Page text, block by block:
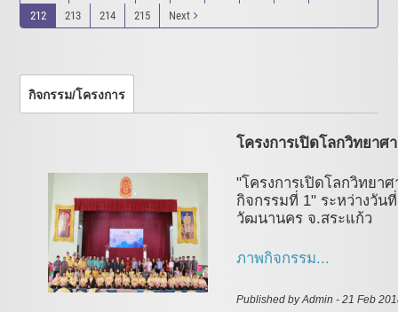
212
213 214 215 Next
กิจกรรม/โครงการ
โครงการเปิดโลกวิทยา
"โครงการเปิดโลกวิทยา
กิจกรรมที่ 1" ระหว่างวัน
วัฒนานคร จ.สระแก้ว
ภาพกิจกรรม...
Published by Admin - 21 Feb